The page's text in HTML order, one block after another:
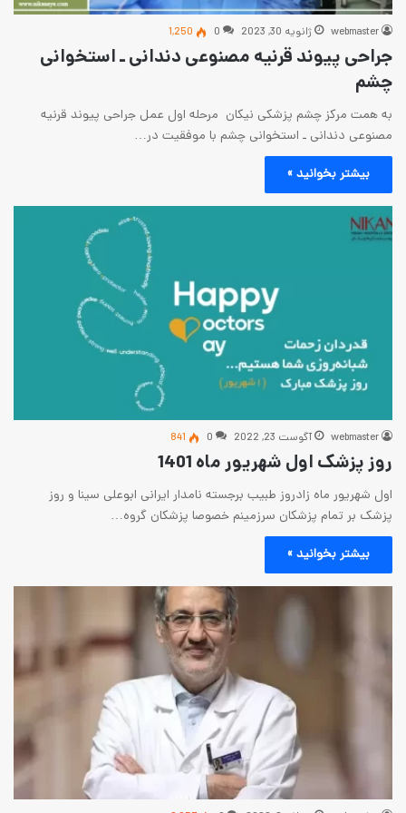
0
1,250
مصنوعی دندانی ـ استخوانی
نیکان مرحله اول عمل جراحی پیوند قرنیه
چشم با موفقیت در…
2022
0
841
ماه 1401
طبیب برجسته نامدار ایرانی ابوعلی سینا و روز
سرزمینم خصوصا پزشکان گروه…